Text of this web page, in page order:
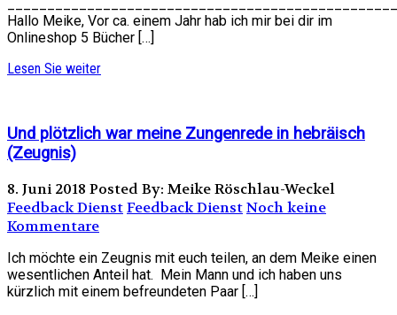
Hallo Meike, Vor ca. einem Jahr hab ich mir bei dir im
Onlineshop 5 Bücher […]
Lesen Sie weiter
Und plötzlich war meine Zungenrede in hebräisch
(Zeugnis)
8. Juni 2018 Posted By: Meike Röschlau-Weckel
Feedback DienstFeedback DienstNoch keine
Kommentare
Ich möchte ein Zeugnis mit euch teilen, an dem Meike einen
wesentlichen Anteil hat. Mein Mann und ich haben uns
kürzlich mit einem befreundeten Paar […]